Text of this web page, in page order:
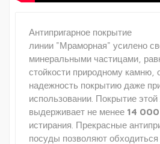
Антипригарное покрытие
линии "Мраморная" усилено
минеральными частицами,
стойкости природному камню,
надежность покрытию даже
использовании. Покрытие
выдерживает не менее 14 000
истирания. Прекрасные
посуды позволяют